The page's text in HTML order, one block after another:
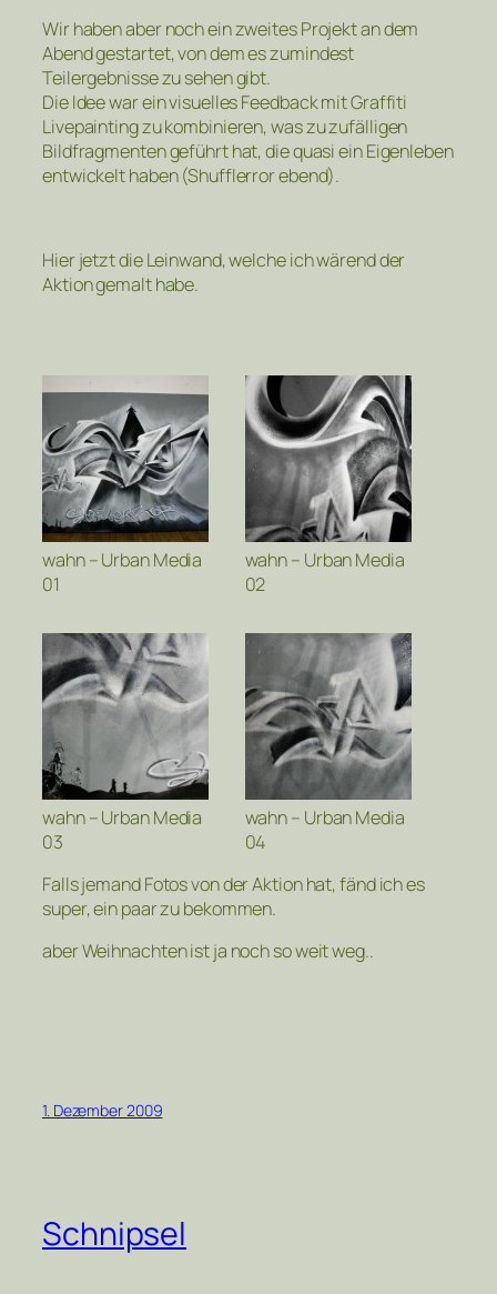
Wir haben aber noch ein zweites Projekt an dem
Abend gestartet, von dem es zumindest
Teilergebnisse zu sehen gibt.
Die Idee war ein visuelles Feedback mit Graffiti
Livepainting zu kombinieren, was zu zufälligen
Bildfragmenten geführt hat, die quasi ein Eigenleben
entwickelt haben (Shufflerror ebend).
Hier jetzt die Leinwand, welche ich wärend der
Aktion gemalt habe.
wahn – Urban Media
01
wahn – Urban Media
02
wahn – Urban Media
03
wahn – Urban Media
04
Falls jemand Fotos von der Aktion hat, fänd ich es
super, ein paar zu bekommen.
aber Weihnachten ist ja noch so weit weg..
1. Dezember 2009
Schnipsel